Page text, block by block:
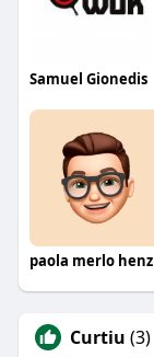
Samuel Gionedis
paola merlo henz
Curtiu (3)